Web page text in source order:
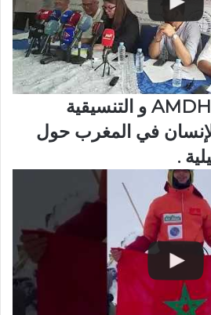
الندوة الصحفية لAMDH و التنسيقية
في المغرب حول
.